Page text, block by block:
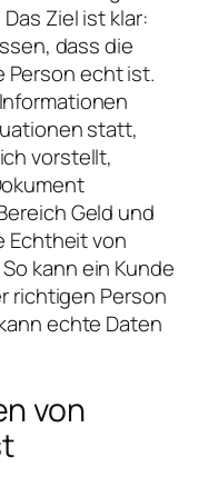
Ziel ist klar:
dass die
Person echt ist.
statt,
vorstellt,
Geld und
Echtheit von
kann ein Kunde
richtigen Person
echte Daten
von